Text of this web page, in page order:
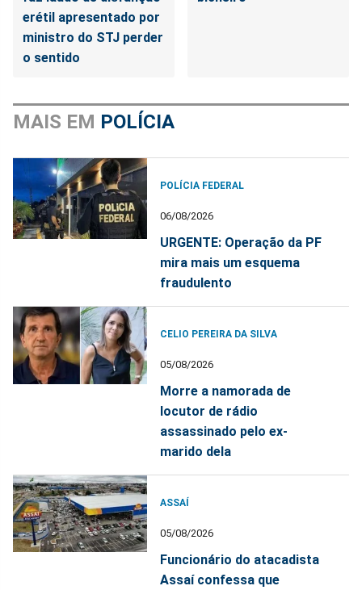
erétil apresentado por
ministro do STJ perder
o sentido
MAIS EM POLÍCIA
POLÍCIA FEDERAL
06/08/2026
URGENTE: Operação da PF
mira mais um esquema
fraudulento
CELIO PEREIRA DA SILVA
05/08/2026
Morre a namorada de
locutor de rádio
assassinado pelo ex-
marido dela
ASSAÍ
05/08/2026
Funcionário do atacadista
Assaí confessa que